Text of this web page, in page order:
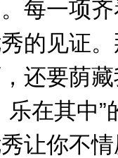
每一项
的见证
还要荫
乐在其中”
让你不